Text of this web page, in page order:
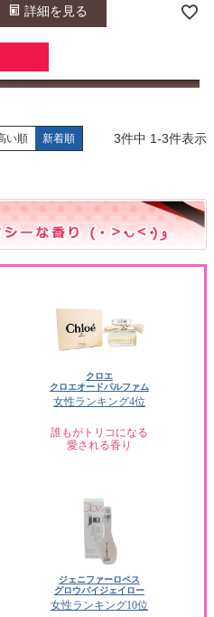
詳細を見る
い順 新着順 3件中 1-3件表示
クロエ
クロエオードパルファム
女性ランキング4位
誰もがトリコになる
愛される香り
ジェニファーロペス
グロウバイジェイロー
女性ランキング10位